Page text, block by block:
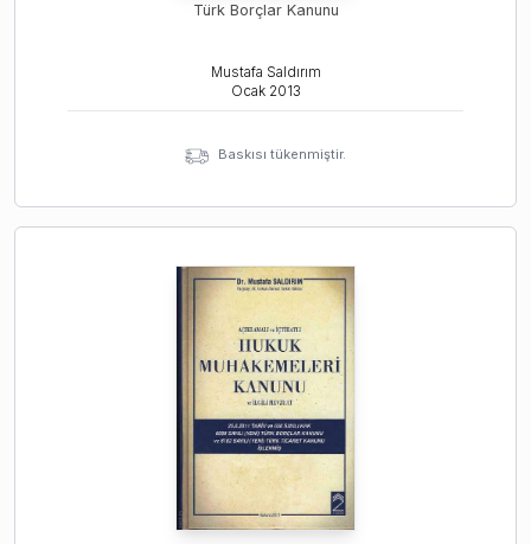
Türk Borçlar Kanunu
Mustafa Saldırım
Ocak 2013
Baskısı tükenmiştir.